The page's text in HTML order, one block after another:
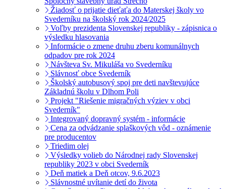
Žiadosť o prijatie dieťaťa do Materskej školy vo
Svederníku na školský rok 2024/2025
Voľby prezidenta Slovenskej republiky - zápisnica o
výsledku hlasovania
Informácie o zmene druhu zberu komunálnych
odpadov pre rok 2024
Návšteva Sv. Mikuláša vo Svederníku
Slávnosť obce Svederník
Školský autobusový spoj pre deti navštevujúce
Základnú školu v Dlhom Poli
Projekt "Riešenie migračných výziev v obci
Svederník"
Integrovaný dopravný systém - informácie
Cena za odvádzanie splaškových vôd - oznámenie
pre producentov
Triedim olej
Výsledky volieb do Národnej rady Slovenskej
republiky 2023 v obci Svederník
Deň matiek a Deň otcov, 9.6.2023
Slávnostné uvítanie detí do života